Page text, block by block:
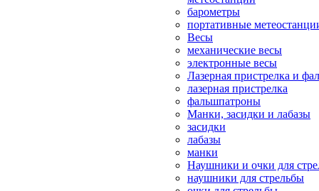
барометры
портативные
Весы
механические весы
электронные весы
Лазерная пристрелка и
лазерная пристрелка
фальшпатроны
Манки, засидки и лабазы
засидки
лабазы
манки
Наушники и очки для
наушники для стрельбы